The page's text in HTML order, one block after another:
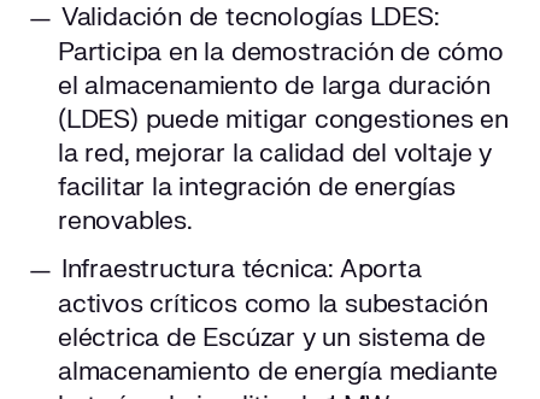
Validación de tecnologías LDES:
Participa en la demostración de cómo
el almacenamiento de larga duración
(LDES) puede mitigar congestiones en
la red, mejorar la calidad del voltaje y
facilitar la integración de energías
renovables.
Infraestructura técnica: Aporta
activos críticos como la subestación
eléctrica de Escúzar y un sistema de
almacenamiento de energía mediante